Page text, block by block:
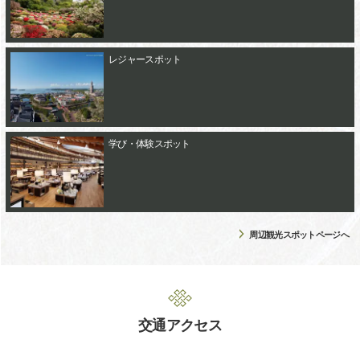
レジャースポット
学び・体験スポット
周辺観光スポットページへ
交通アクセス